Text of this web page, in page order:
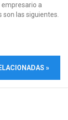
a
las siguientes.
»